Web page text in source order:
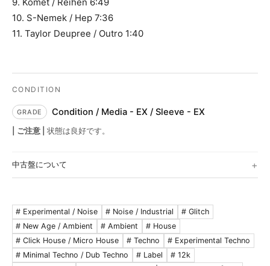
10. S-Nemek / Hep 7:36
11. Taylor Deupree / Outro 1:40
Condition / Media - EX / Sleeve - EX
| ご注意 | 状態は良好です。
中古盤について
S (Sealed) シールド未開封。
EX (Excellent) 音にでない極軽度のスレ。中古としては良好。
VG+ (Very Good+)
スレや極軽度の浅いキズ。僅かなノイズ、チリ
ノイズが多少あり。
# Experimental / Noise # Noise / Industrial
# Glitch
# New Age / Ambient
# Ambient
# House
# Click House / Micro House
# Techno
# Experimental Techno
# Minimal Techno / Dub Techno
# Label
# 12k